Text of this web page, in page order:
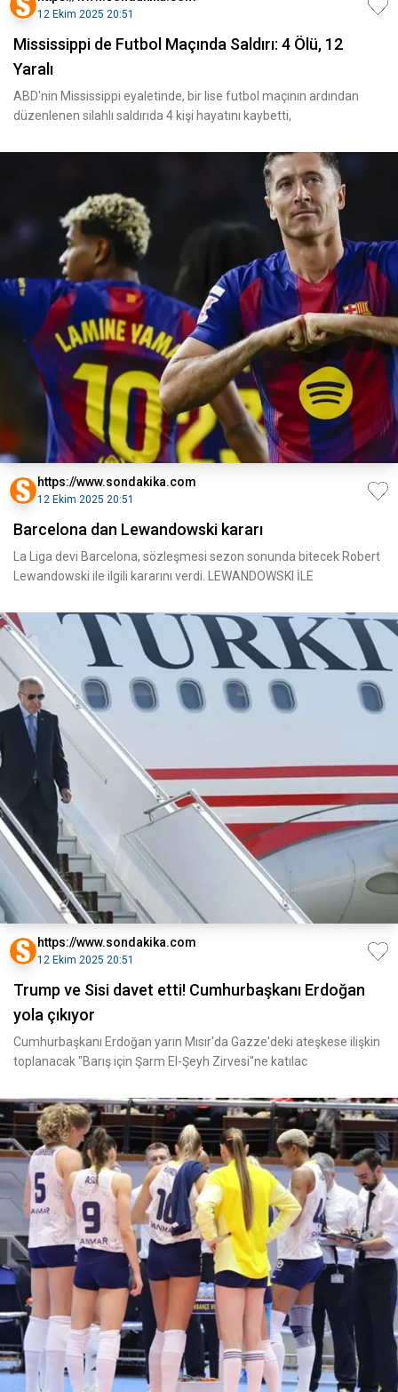
12 Ekim 2025 20:51
Mississippi de Futbol Maçında Saldırı: 4 Ölü, 12
Yaralı
ABD'nin Mississippi eyaletinde, bir lise futbol maçının ardından
düzenlenen silahlı saldırıda 4 kişi hayatını kaybetti,
https://www.sondakika.com
12 Ekim 2025 20:51
Barcelona dan Lewandowski kararı
La Liga devi Barcelona, sözleşmesi sezon sonunda bitecek Robert
Lewandowski ile ilgili kararını verdi. LEWANDOWSKI İLE
https://www.sondakika.com
12 Ekim 2025 20:51
Trump ve Sisi davet etti! Cumhurbaşkanı Erdoğan
yola çıkıyor
Cumhurbaşkanı Erdoğan yarın Mısır'da Gazze'deki ateşkese ilişkin
toplanacak "Barış için Şarm El-Şeyh Zirvesi"ne katılac